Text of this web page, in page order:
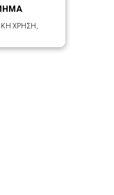
ΧΡΗΣΗ,